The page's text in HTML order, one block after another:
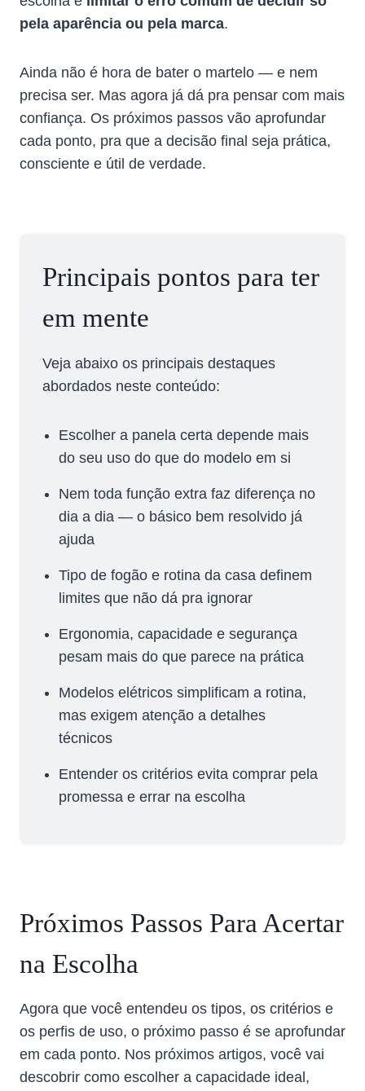
pela aparência ou pela marca.
Ainda não é hora de bater o martelo — e nem
precisa ser. Mas agora já dá pra pensar com mais
confiança. Os próximos passos vão aprofundar
cada ponto, pra que a decisão final seja prática,
consciente e útil de verdade.
Principais pontos para ter
em mente
Veja abaixo os principais destaques
abordados neste conteúdo:
Escolher a panela certa depende mais
do seu uso do que do modelo em si
Nem toda função extra faz diferença no
dia a dia — o básico bem resolvido já
ajuda
Tipo de fogão e rotina da casa definem
limites que não dá pra ignorar
Ergonomia, capacidade e segurança
pesam mais do que parece na prática
Modelos elétricos simplificam a rotina,
mas exigem atenção a detalhes
técnicos
Entender os critérios evita comprar pela
promessa e errar na escolha
Próximos Passos Para Acertar
na Escolha
Agora que você entendeu os tipos, os critérios e
os perfis de uso, o próximo passo é se aprofundar
em cada ponto. Nos próximos artigos, você vai
descobrir como escolher a capacidade ideal,